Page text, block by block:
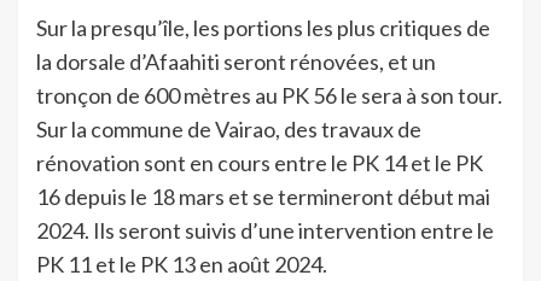
Sur la presqu’île, les portions les plus critiques de
la dorsale d’Afaahiti seront rénovées, et un
tronçon de 600 mètres au PK 56 le sera à son tour.
Sur la commune de Vairao, des travaux de
rénovation sont en cours entre le PK 14 et le PK
16 depuis le 18 mars et se termineront début mai
2024. Ils seront suivis d’une intervention entre le
PK 11 et le PK 13 en août 2024.